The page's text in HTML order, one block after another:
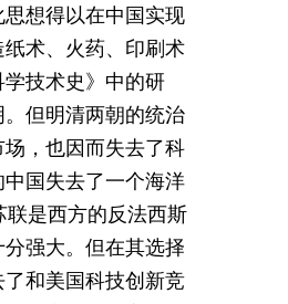
想得以在中国实现
术、火药、印刷术
技术史》中的研
但明清两朝的统治
，也因而失去了科
国失去了一个海洋
联是西方的反法西斯
强大。但在其选择
和美国科技创新竞